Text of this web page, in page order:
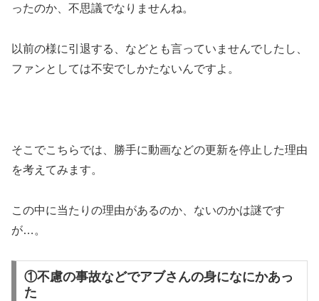
ったのか、不思議でなりませんね。
以前の様に引退する、などとも言っていませんでしたし、
ファンとしては不安でしかたないんですよ。
そこでこちらでは、勝手に動画などの更新を停止した理由
を考えてみます。
この中に当たりの理由があるのか、ないのかは謎です
が…。
①不慮の事故などでアブさんの身になにかあっ
た